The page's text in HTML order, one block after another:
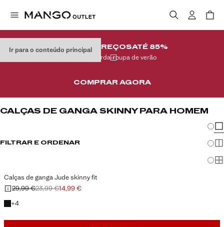
Ir para o conteúdo principalÚLTIMOS PREÇOSATÉ 85%
No seu guarda-roupa de verão
COMPRAR AGORA
CALÇAS DE GANGA SKINNY PARA HOMEM
FILTRAR E ORDENAR
Calças de ganga Jude skinny fit
Preço inicial riscado [29,99 € ]
29,99 €
Segundo preço riscado [23,99 € ]
23,99 €
Preço atual [14,99 € ]14,99 €
+4
+4 cores